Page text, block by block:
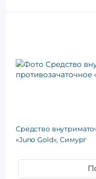
Средство
«Juno Gold», Симург